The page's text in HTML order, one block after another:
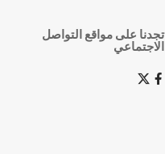
تجدنا على مواقع التواصل
الاجتماعي